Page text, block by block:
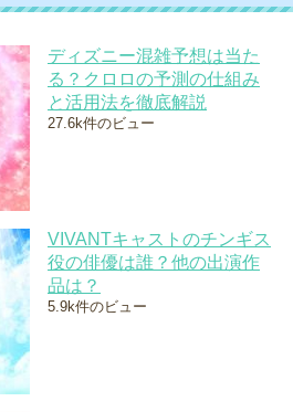
ディズニー混雑予想は当た
る？クロロの予測の仕組み
と活用法を徹底解説
27.6k件のビュー
VIVANTキャストのチンギス
役の俳優は誰？他の出演作
品は？
5.9k件のビュー